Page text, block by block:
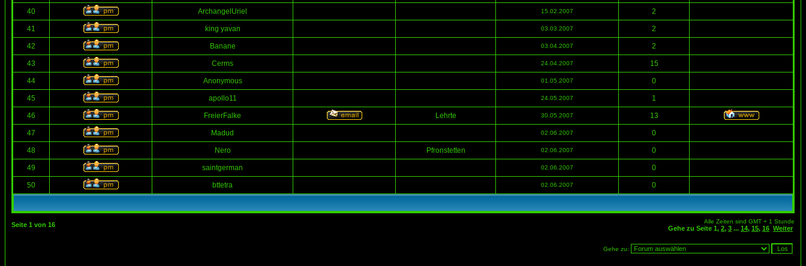
40 ArchangelUriel 15.02.2007 2
41 king yavan 03.03.2007 2
42 Banane 03.04.2007 2
43 Cerms 24.04.2007 15
44 Anonymous 01.05.2007 0
45 apollo11 24.05.2007 1
46 FreierFalke Lehrte 30.05.2007 13
47 Madud 02.06.2007 0
48 Nero Pfronstetten 02.06.2007 0
49 saintgerman 02.06.2007 0
50 bttetra 02.06.2007 0
Seite 1 von 16 Alle Zeiten sind GMT + 1 Stunde
Gehe zu Seite 1, 2, 3 ... 14, 15, 16 Weiter
Gehe zu: